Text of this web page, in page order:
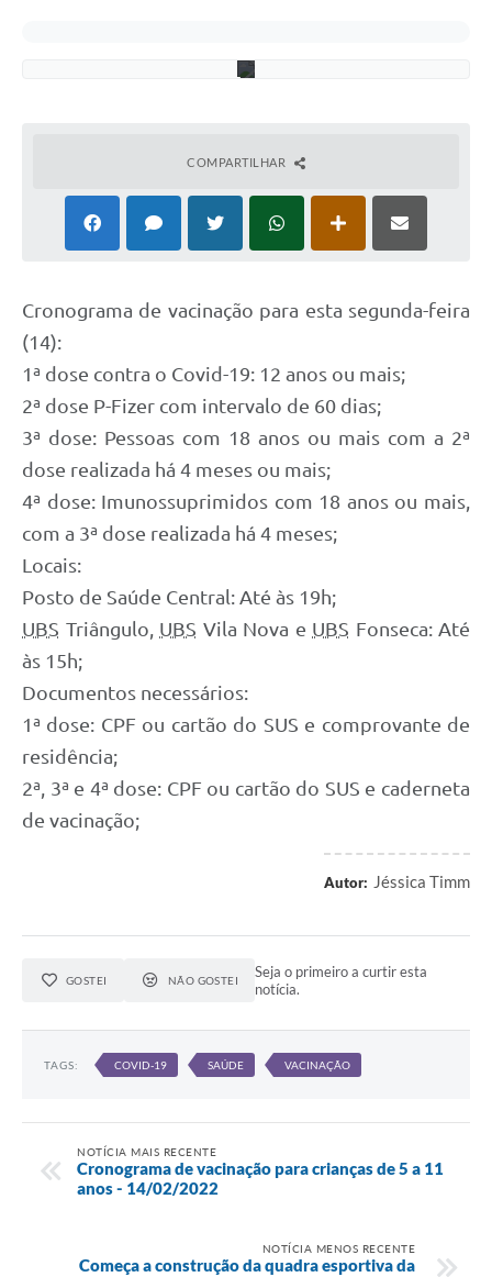
COMPARTILHAR
Cronograma de vacinação para esta segunda-feira
(14):
1ª dose contra o Covid-19: 12 anos ou mais;
2ª dose P-Fizer com intervalo de 60 dias;
3ª dose: Pessoas com 18 anos ou mais com a 2ª
dose realizada há 4 meses ou mais;
4ª dose: Imunossuprimidos com 18 anos ou mais,
com a 3ª dose realizada há 4 meses;
Locais:
Posto de Saúde Central: Até às 19h;
UBS Triângulo, UBS Vila Nova e UBS Fonseca: Até
às 15h;
Documentos necessários:
1ª dose: CPF ou cartão do SUS e comprovante de
residência;
2ª, 3ª e 4ª dose: CPF ou cartão do SUS e caderneta
de vacinação;
Autor: Jéssica Timm
GOSTEI NÃO GOSTEI
Seja o primeiro a curtir esta
notícia.
TAGS: COVID-19 SAÚDE VACINAÇÃO
NOTÍCIA MAIS RECENTE
Cronograma de vacinação para crianças de 5 a 11
anos - 14/02/2022
NOTÍCIA MENOS RECENTE
Começa a construção da quadra esportiva da